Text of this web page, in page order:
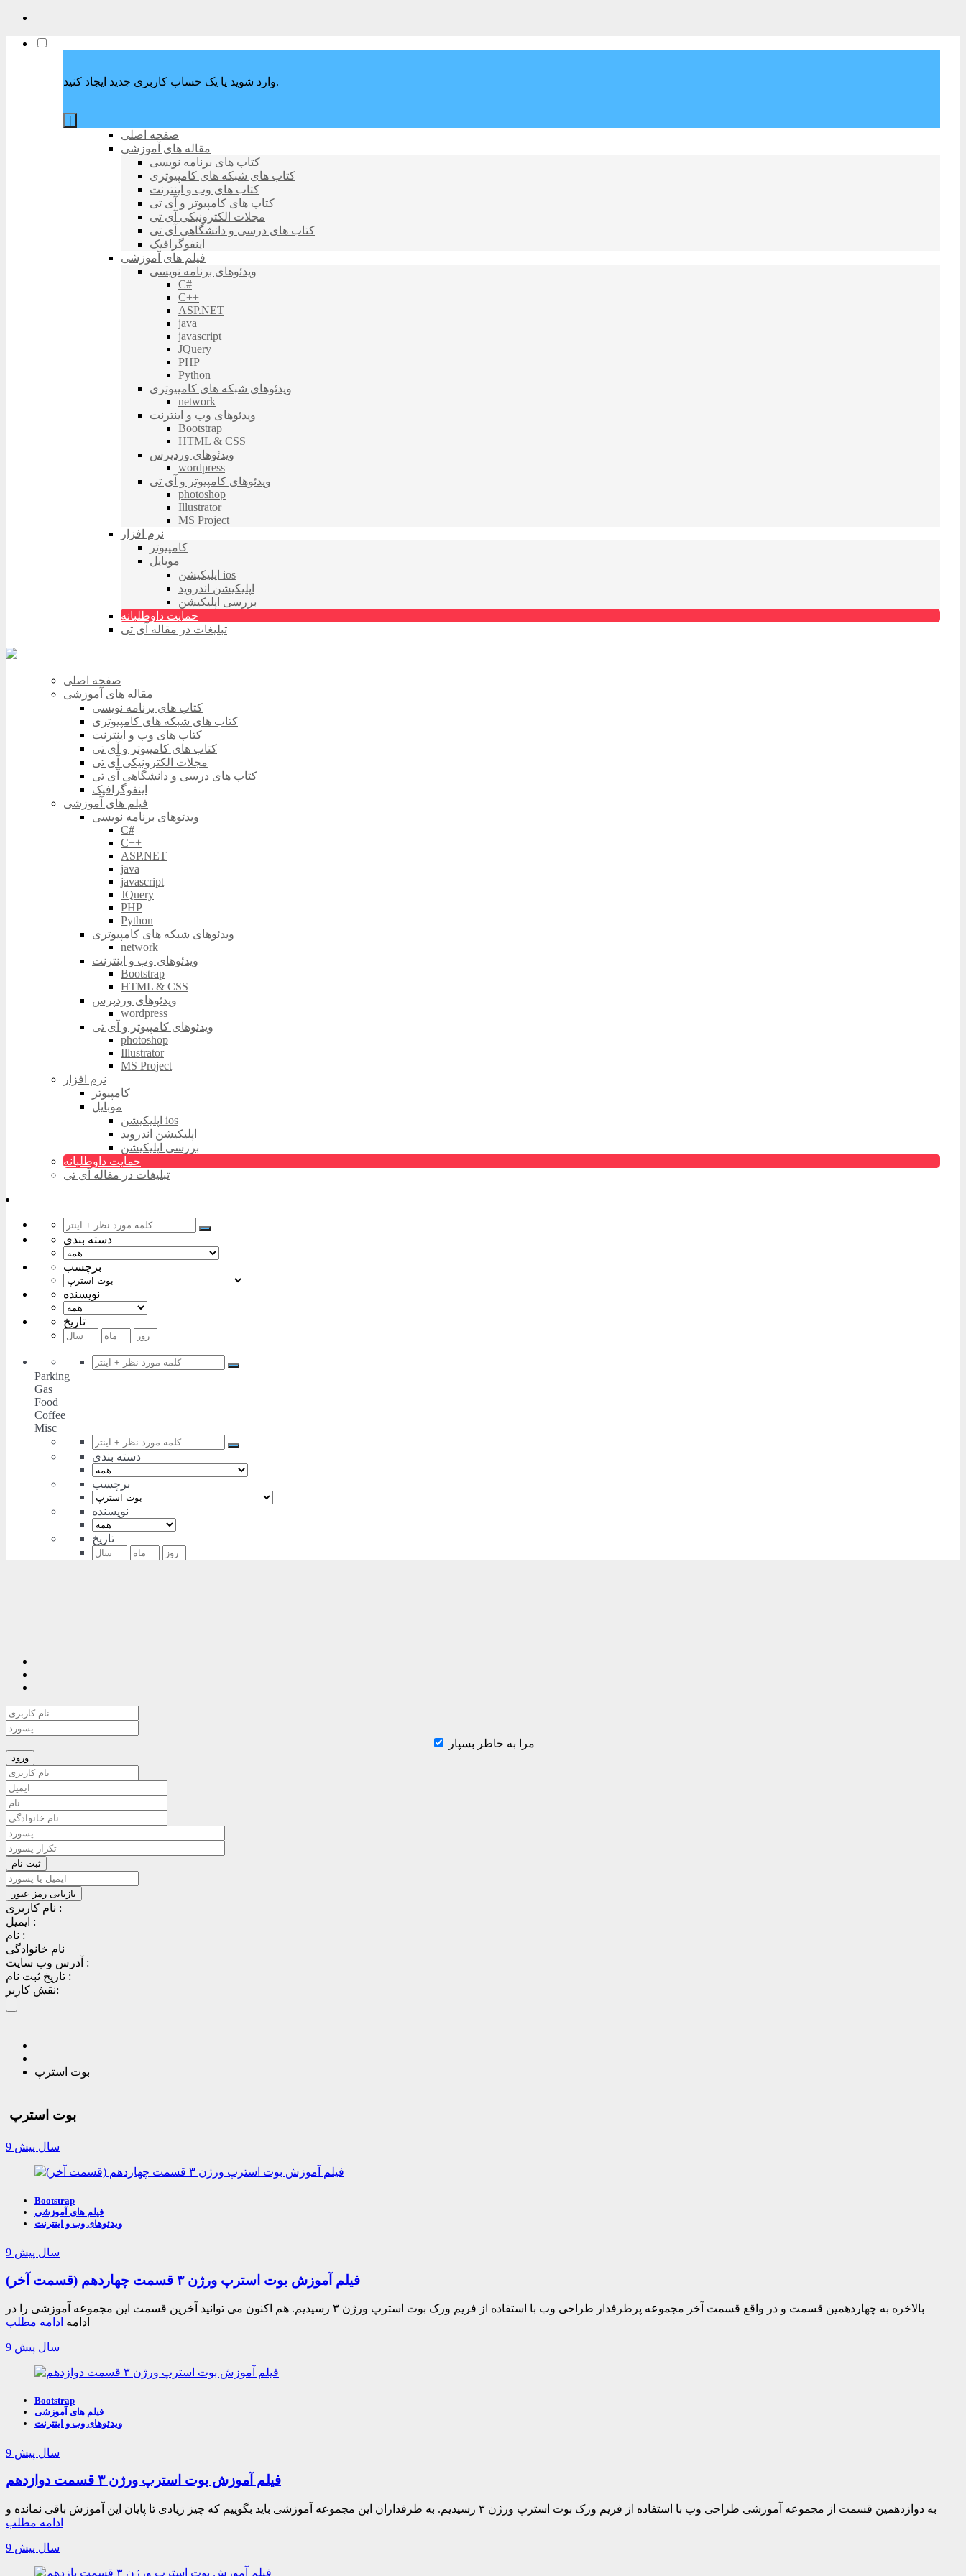
وارد شوید یا یک حساب کاربری جدید ایجاد کنید.
صفحه اصلی
مقاله های آموزشی
کتاب های برنامه نویسی
کتاب های شبکه های کامپیوتری
کتاب های وب و اینترنت
کتاب های کامپیوتر و آی تی
مجلات الکترونیکی آی تی
کتاب های درسی و دانشگاهی آی تی
اینفوگرافیک
فیلم های آموزشی
ویدئوهای برنامه نویسی
C#
C++
ASP.NET
java
javascript
JQuery
PHP
Python
ویدئوهای شبکه های کامپیوتری
network
ویدئوهای وب و اینترنت
Bootstrap
HTML & CSS
ویدئوهای وردپرس
wordpress
ویدئوهای کامپیوتر و آی تی
photoshop
Illustrator
MS Project
نرم افزار
کامپیوتر
موبایل
اپلیکیشن ios
اپلیکیشن اندروید
بررسی اپلیکیشن
حمایت داوطلبانه
تبلیغات در مقاله آی تی
صفحه اصلی
مقاله های آموزشی
کتاب های برنامه نویسی
کتاب های شبکه های کامپیوتری
کتاب های وب و اینترنت
کتاب های کامپیوتر و آی تی
مجلات الکترونیکی آی تی
کتاب های درسی و دانشگاهی آی تی
اینفوگرافیک
فیلم های آموزشی
ویدئوهای برنامه نویسی
C#
C++
ASP.NET
java
javascript
JQuery
PHP
Python
ویدئوهای شبکه های کامپیوتری
network
ویدئوهای وب و اینترنت
Bootstrap
HTML & CSS
ویدئوهای وردپرس
wordpress
ویدئوهای کامپیوتر و آی تی
photoshop
Illustrator
MS Project
نرم افزار
کامپیوتر
موبایل
اپلیکیشن ios
اپلیکیشن اندروید
بررسی اپلیکیشن
حمایت داوطلبانه
تبلیغات در مقاله آی تی
دسته بندی
برچسب
نویسنده
تاریخ
Parking
Gas
Food
Coffee
Misc
دسته بندی
برچسب
نویسنده
تاریخ
مرا به خاطر بسپار
نام کاربری :
ایمیل :
نام :
نام خانوادگی
آدرس وب سایت :
تاریخ ثبت نام :
نقش کاربر:
بوت استرپ
بوت استرپ
9 سال پیش
Bootstrap
فیلم های آموزشی
ویدئوهای وب و اینترنت
9 سال پیش
فیلم آموزش بوت استرپ ورژن ۳ قسمت چهاردهم (قسمت آخر)
بالاخره به چهاردهمین قسمت و در واقع قسمت آخر مجموعه پرطرفدار طراحی وب با استفاده از فریم ورک بوت استرپ ورژن ۳ رسیدیم. هم اکنون می توانید آخرین قسمت این مجموعه آموزشی را در
ادامه ادامه مطلب
9 سال پیش
Bootstrap
فیلم های آموزشی
ویدئوهای وب و اینترنت
9 سال پیش
فیلم آموزش بوت استرپ ورژن ۳ قسمت دوازدهم
به دوازدهمین قسمت از مجموعه آموزشی طراحی وب با استفاده از فریم ورک بوت استرپ ورژن ۳ رسیدیم. به طرفداران این مجموعه آموزشی باید بگوییم که چیز زیادی تا پایان این آموزش باقی نمانده و
ادامه مطلب
9 سال پیش